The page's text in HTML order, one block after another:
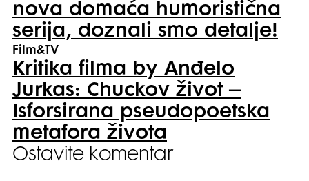
nova domaća humoristična
serija, doznali smo detalje!
Film&TV
Kritika filma by Anđelo
Jurkas: Chuckov život –
Isforsirana pseudopoetska
metafora života
Ostavite komentar